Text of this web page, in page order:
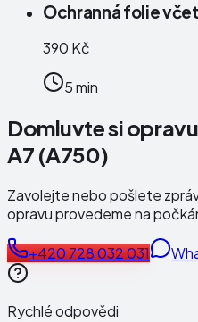
Ochranná folie
390 Kč
5 min
Domluvte si
A7 (A750)
Zavolejte nebo pošlete
opravu provedeme na
+420 728 032 031
Rychlé odpovědi